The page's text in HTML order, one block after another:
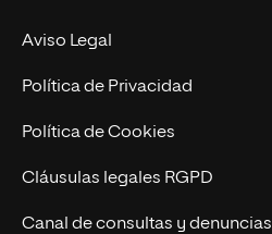
Experto Universitario
Postgrados
Cursos Universitarios
Nuestro Equipo
Trabaja en UNIR
Actualidad
UNIR Revista
Eventos
Aviso Legal
Política de Privacidad
Política de Cookies
Cláusulas legales RGPD
Canal de consultas y denuncias